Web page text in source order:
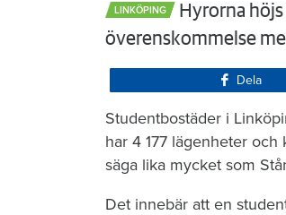
LINKÖPING
Hyrorna
överenskommelse
Dela
Studentbostäder i
har 4 177 lägenheter
säga lika mycket som
Det innebär att en